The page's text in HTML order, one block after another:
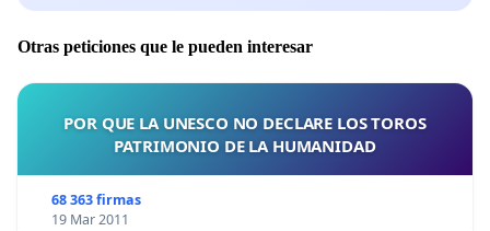
Otras peticiones que le pueden interesar
POR QUE LA UNESCO NO DECLARE LOS TOROS
PATRIMONIO DE LA HUMANIDAD
68 363 firmas
19 Mar 2011